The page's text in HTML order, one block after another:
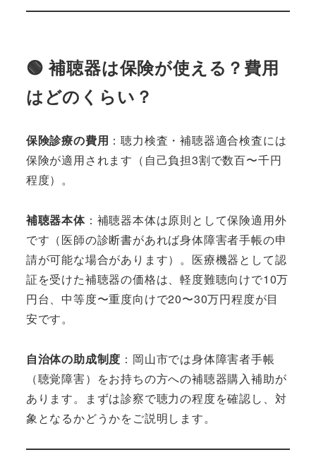
🟢 補聴器は保険が使える？費用
はどのくらい？
保険診療の費用 ：聴力検査・補聴器適合検査には
保険が適用されます（自己負担3割で数百〜千円
程度）。
補聴器本体：補聴器本体は原則として保険適用外
です（医師の診断書があれば身体障害者手帳の申
請が可能な場合があります）。医療機器として認
証を受けた補聴器の価格は、軽度難聴向けで10万
円台、中等度〜重度向けで20〜30万円程度が目
安です。
自治体の助成制度 ：岡山市では身体障害者手帳
（聴覚障害）をお持ちの方への補聴器購入補助が
あります。まずは診察で聴力の程度を確認し、対
象となるかどうかをご説明します。